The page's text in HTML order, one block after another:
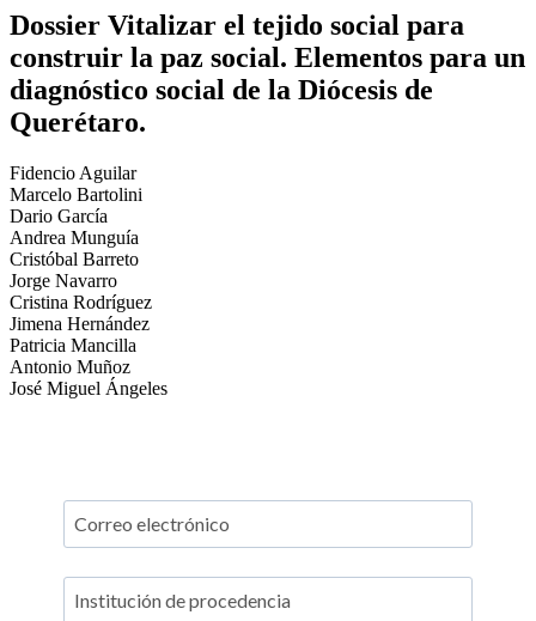
Dossier Vitalizar el tejido social para
construir la paz social. Elementos para un
diagnóstico social de la Diócesis de
Querétaro.
Fidencio Aguilar
Marcelo Bartolini
Dario García
Andrea Munguía
Cristóbal Barreto
Jorge Navarro
Cristina Rodríguez
Jimena Hernández
Patricia Mancilla
Antonio Muñoz
José Miguel Ángeles